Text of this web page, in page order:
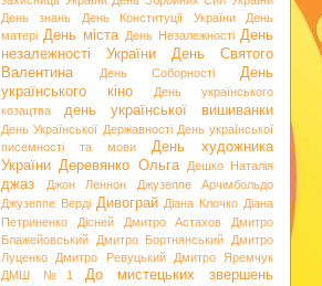
День знань
День Конституції України
День
матері День міста День Незалежності День
незалежності України
День Святого
Валентина
День Соборності
День
українського кіно
День українського
козацтва
день української вишиванки
День Української Державності День української
писемності та мови
День художника
України Деревянко Ольга Дешко Наталія
джаз Джон Леннон
Джузеппе Арчімбольдо
Джузеппе Верді Дивограй Діана Клочко Діана
Петриненко
Дісней Дмитро Астахов
Дмитро
Блажейовський
Дмитро Бортнянський
Дмитро
Луценко
Дмитро Ревуцький
Дмитро Яремчук
ДМШ №1
До мистецьких звершень